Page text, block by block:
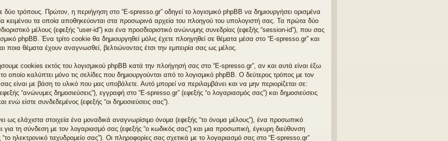
δύο τρόπους. Πρώτον, η περιήγηση στο “E-spresso.gr” οδηγεί το λογισμικό phpBB να δημιουργήσει ορισμένα
κειμένου τα οποία αποθηκεύονται στα προσωρινά αρχεία του πλοηγού του υπολογιστή σας. Τα πρώτα δύο
μέλους (εφεξής “user-id”) και ένα προσδιοριστικό ανώνυμης συνεδρίας (εφεξής “session-id”), που σας
phpBB. Ένα τρίτο cookie θα δημιουργηθεί μόλις έχετε πλοηγηθεί σε θέματα μέσα στο “E-spresso.gr” και
ποια θέματα έχουν αναγνωσθεί, βελτιώνοντας έτσι την εμπειρία σας ως μέλος.
cookies εκτός του λογισμικού phpBB κατά την πλοήγησή σας στο “E-spresso.gr”, αν και αυτά είναι έξω
οποίο καλύπτει μόνο τις σελίδες που δημιουργούνται από το λογισμικό phpBB. Ο δεύτερος τρόπος με τον
είναι με βάση το υλικό που μας υποβάλετε. Αυτό μπορεί να περιλαμβάνει και να μην περιορίζεται σε:
“ανώνυμες δημοσιεύσεις”), εγγραφή στο “E-spresso.gr” (εφεξής “ο λογαριασμός σας”) και δημοσιεύσεις
είστε συνδεδεμένος (εφεξής “οι δημοσιεύσεις σας”).
ως ελάχιστα στοιχεία ένα μοναδικά αναγνωρίσιμο όνομα (εφεξής “το όνομα μέλους”), ένα προσωπικό
για τη σύνδεση με τον λογαριασμό σας (εφεξής “ο κωδικός σας”) και μια προσωπική, έγκυρη διεύθυνση
“το ηλεκτρονικό ταχυδρομείο σας”). Οι πληροφορίες σας σχετικά με το λογαριασμό σας στο “E-spresso.gr”